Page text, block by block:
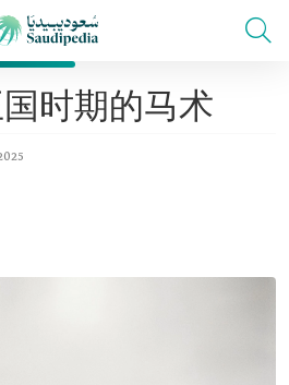
时期的马术